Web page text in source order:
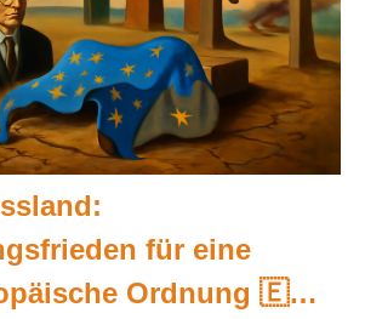
für eine
Ordnung 🇪🇺